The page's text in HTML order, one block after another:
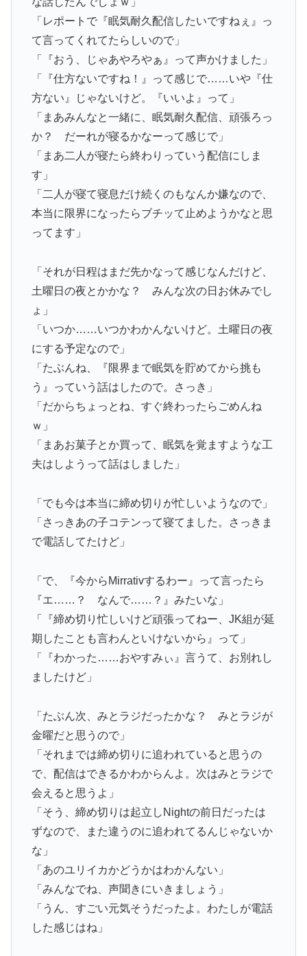
「レポートで『眠気耐久配信したいですねぇ』っ
て言ってくれてたらしいので」
「『おう、じゃあやろやぁ』って声かけました」
「『仕方ないですね！』って感じで……いや『仕
方ない』じゃないけど。『いいよ』って」
「まあみんなと一緒に、眠気耐久配信、頑張ろっ
か？ だーれが寝るかなーって感じで」
「まあ二人が寝たら終わりっていう配信にしま
す」
「二人が寝て寝息だけ続くのもなんか嫌なので、
本当に限界になったらブチッて止めようかなと思
ってます」
「それが日程はまだ先かなって感じなんだけど、
土曜日の夜とかかな？ みんな次の日お休みでし
ょ」
「いつか……いつかわかんないけど。土曜日の夜
にする予定なので」
「たぶんね、『限界まで眠気を貯めてから挑も
う』っていう話はしたので。さっき」
「だからちょっとね、すぐ終わったらごめんね
ｗ」
「まあお菓子とか買って、眠気を覚ますような工
夫はしようって話はしました」
「でも今は本当に締め切りが忙しいようなので」
「さっきあの子コテンって寝てました。さっきま
で電話してたけど」
「で、『今からMirrativするわー』って言ったら
『エ……？ なんで……？』みたいな」
「『締め切り忙しいけど頑張ってねー、JK組が延
期したことも言わんといけないから』って」
「『わかった……おやすみぃ』言うて、お別れし
ましたけど」
「たぶん次、みとラジだったかな？ みとラジが
金曜だと思うので」
「それまでは締め切りに追われていると思うの
で、配信はできるかわからんよ。次はみとラジで
会えると思うよ」
「そう、締め切りは起立しNightの前日だったは
ずなので、また違うのに追われてるんじゃないか
な」
「あのユリイカかどうかはわかんない」
「みんなでね、声聞きにいきましょう」
「うん、すごい元気そうだったよ。わたしが電話
した感じはね」